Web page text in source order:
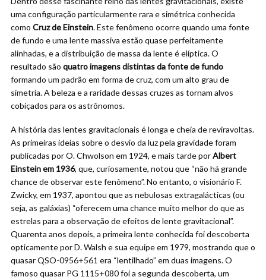
uma configuração particularmente rara e simétrica conhecida
como Cruz de Einstein. Este fenômeno ocorre quando uma fonte
de fundo e uma lente massiva estão quase perfeitamente
alinhadas, e a distribuição de massa da lente é elíptica. O
resultado são quatro imagens distintas da fonte de fundo
formando um padrão em forma de cruz, com um alto grau de
simetria. A beleza e a raridade dessas cruzes as tornam alvos
cobiçados para os astrônomos.
A história das lentes gravitacionais é longa e cheia de reviravoltas.
As primeiras ideias sobre o desvio da luz pela gravidade foram
publicadas por O. Chwolson em 1924, e mais tarde porAlbert
Einstein em 1936, que, curiosamente, notou que “não há grande
chance de observar este fenômeno”. No entanto, o visionário F.
Zwicky, em 1937, apontou que as nebulosas extragalácticas (ou
seja, as galáxias) “oferecem uma chance muito melhor do que as
estrelas para a observação de efeitos de lente gravitacional”.
Quarenta anos depois, a primeira lente conhecida foi descoberta
opticamente por D. Walsh e sua equipe em 1979, mostrando que o
quasar QSO-0956+561 era “lentilhado” em duas imagens. O
famoso quasar PG 1115+080 foi a segunda descoberta, um